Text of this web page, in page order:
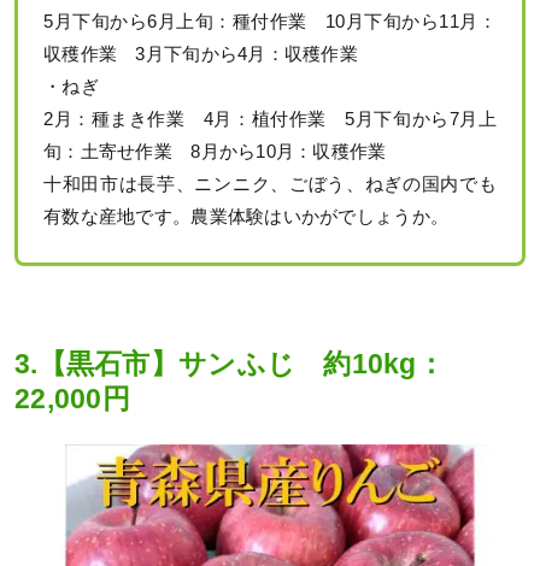
5月下旬から6月上旬：種付作業 10月下旬から11月：
収穫作業 3月下旬から4月：収穫作業
・ねぎ
2月：種まき作業 4月：植付作業 5月下旬から7月上
旬：土寄せ作業 8月から10月：収穫作業
十和田市は長芋、ニンニク、ごぼう、ねぎの国内でも
有数な産地です。農業体験はいかがでしょうか。
3.【黒石市】サンふじ 約10kg：
22,000円